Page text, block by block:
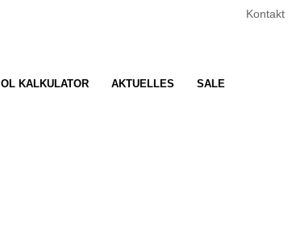
Kontakt
IOL KALKULATOR AKTUELLES SALE